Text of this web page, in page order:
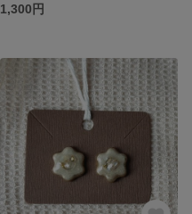
1,300円